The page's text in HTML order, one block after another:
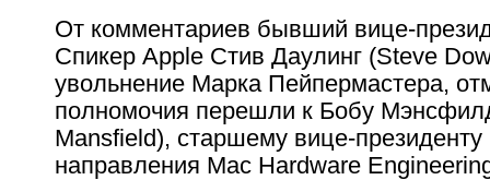
От комментариев бывший вице-
Спикер Apple Стив Даулинг (Steve
увольнение Марка Пейпермастера,
полномочия перешли к Бобу
Mansfield), старшему вице-президенту
направления Mac Hardware